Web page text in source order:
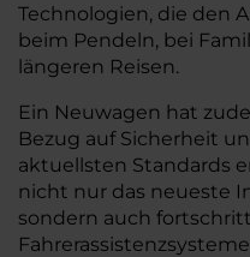
Technologien, die den
beim Pendeln, bei
längeren Reisen.
Ein Neuwagen hat
Bezug auf Sicherheit
aktuellsten Standards
nicht nur das neueste
sondern auch